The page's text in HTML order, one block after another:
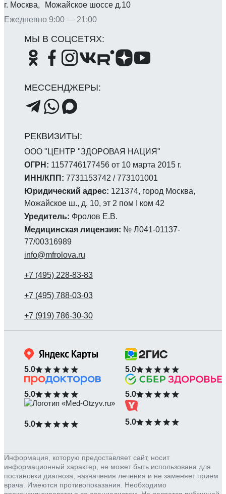
ООО "ЦЕНТР "ЗДОРОВАЯ НАЦИЯ"
ОГРН: 1157746177456 от 10 марта 2015 г.
ИНН/КПП: 7731153742 / 773101001
Юридический адрес: 121374, город Москва,
Можайское ш., д. 10, эт 2 пом I ком 42
Уредитель: Фролов Е.В.
Медицинская лицензия: № Л041-01137-
77/00316989
info@mfrolova.ru
г. Москва, Можайское шоссе д.10
Ежедневно 9:00 — 21:00
5.0 5.0
5.0 5.0
5.0 5.0
Информация, которую предоставляет сайт, носит
информационный характер, не может быть использована для
постановки диагноза, назначения лечения и не заменяет прием
врача. Имеются противопоказания. Необходимо